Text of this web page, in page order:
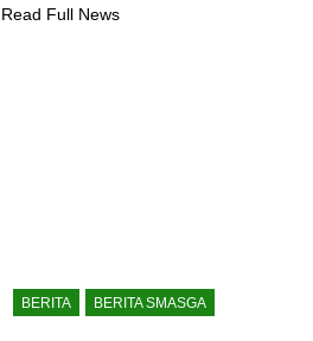
Read Full News
BERITA BERITA SMASGA